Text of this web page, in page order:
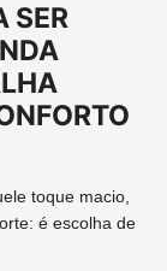
SER
toque macio,
é escolha de